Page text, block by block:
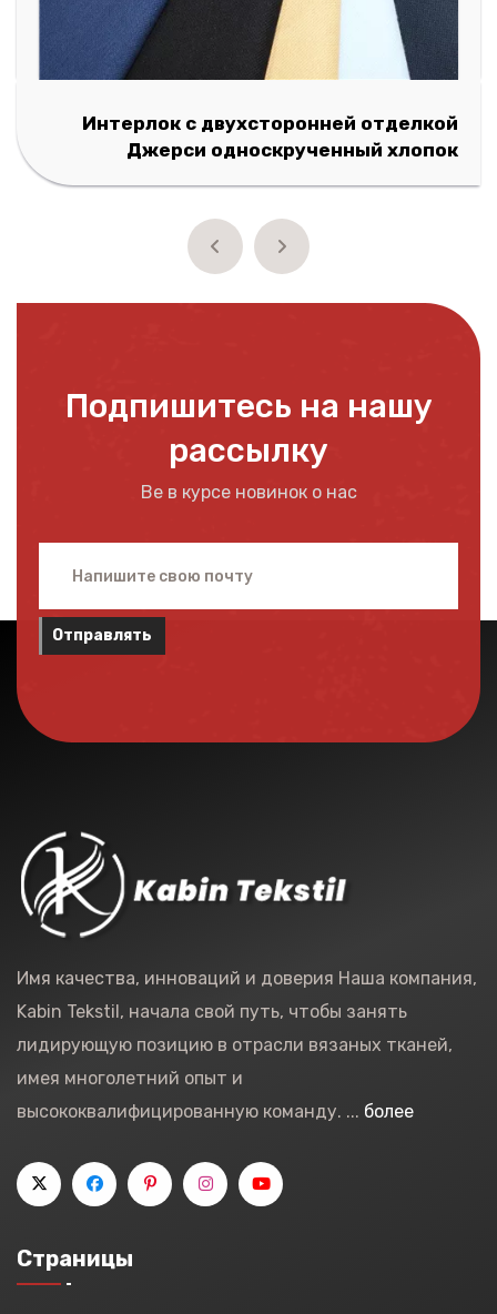
Интерлок с двухсторонней отделкой
Джерси односкрученный хлопок
Подпишитесь на нашу
рассылку
Be в курсе новинок о нас
Отправлять
Имя качества, инноваций и доверия Наша компания,
Kabin Tekstil, начала свой путь, чтобы занять
лидирующую позицию в отрасли вязаных тканей,
имея многолетний опыт и
высококвалифицированную команду. ... более
Страницы